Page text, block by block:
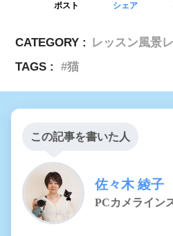
ポスト シェア
CATEGORY : レッスン風景
TAGS :
猫
この記事を書いた人
佐々木 綾子
PCカメライン